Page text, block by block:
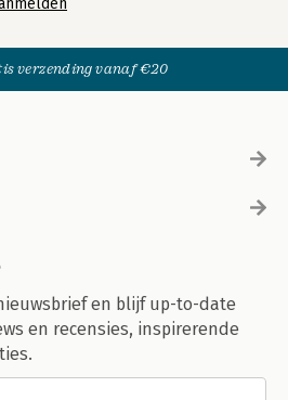
verzending vanaf €20
en blijf up-to-date
en recensies, inspirerende